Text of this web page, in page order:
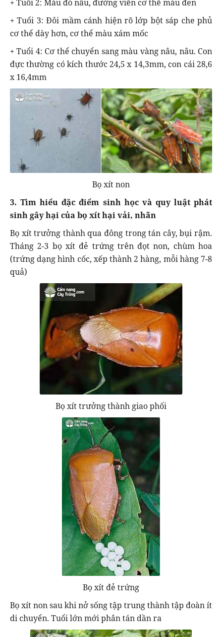
+ Tuổi 2: Màu đỏ nâu, đường viền cơ thể màu đen
+ Tuổi 3: Đôi mầm cánh hiện rõ lớp bột sáp che phủ
cơ thể dày hơn, cơ thể màu xám mốc
+ Tuổi 4: Cơ thể chuyển sang màu vàng nâu, nâu. Con
đực thường có kích thước 24,5 x 14,3mm, con cái 28,6
x 16,4mm
Bọ xít non
3. Tìm hiểu đặc điểm sinh học và quy luật phát
sinh gây hại của bọ xít hại vải, nhãn
Bọ xít trưởng thành qua đông trong tán cây, bụi rậm.
Tháng 2-3 bọ xít đẻ trứng trên đọt non, chùm hoa
(trứng dạng hình cốc, xếp thành 2 hàng, mỗi hàng 7-8
quả)
Bọ xít trưởng thành giao phối
Bọ xít đẻ trứng
Bọ xít non sau khi nở sống tập trung thành tập đoàn ít
di chuyển. Tuổi lớn mới phân tán dần ra